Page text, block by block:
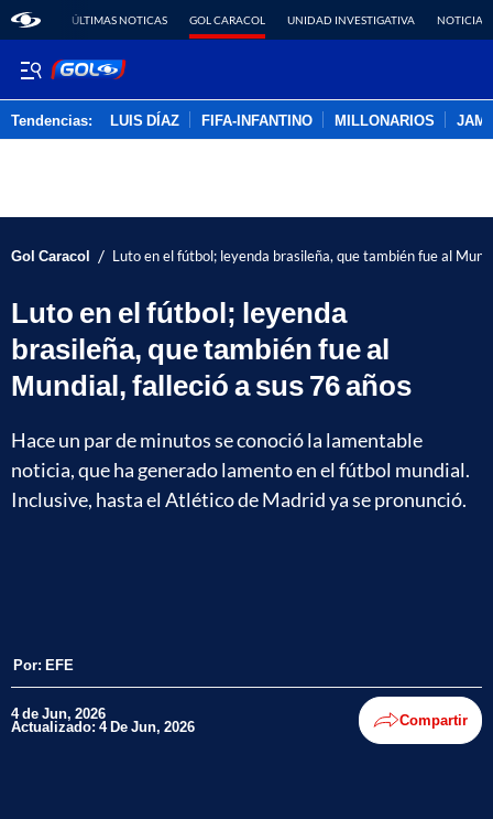
ÚLTIMAS NOTICAS GOL CARACOL UNIDAD INVESTIGATIVA NOTICIAS
Tendencias: LUIS DÍAZ FIFA-INFANTINO MILLONARIOS
Gol Caracol / Luto en el fútbol; leyenda brasileña, que también fue al
Luto en el fútbol; leyenda
brasileña, que también fue al
Mundial, falleció a sus 76 años
Hace un par de minutos se conoció la lamentable
noticia, que ha generado lamento en el fútbol mundial.
Inclusive, hasta el Atlético de Madrid ya se pronunció.
Por: EFE
4 de Jun, 2026
Actualizado: 4 De Jun, 2026 Compartir